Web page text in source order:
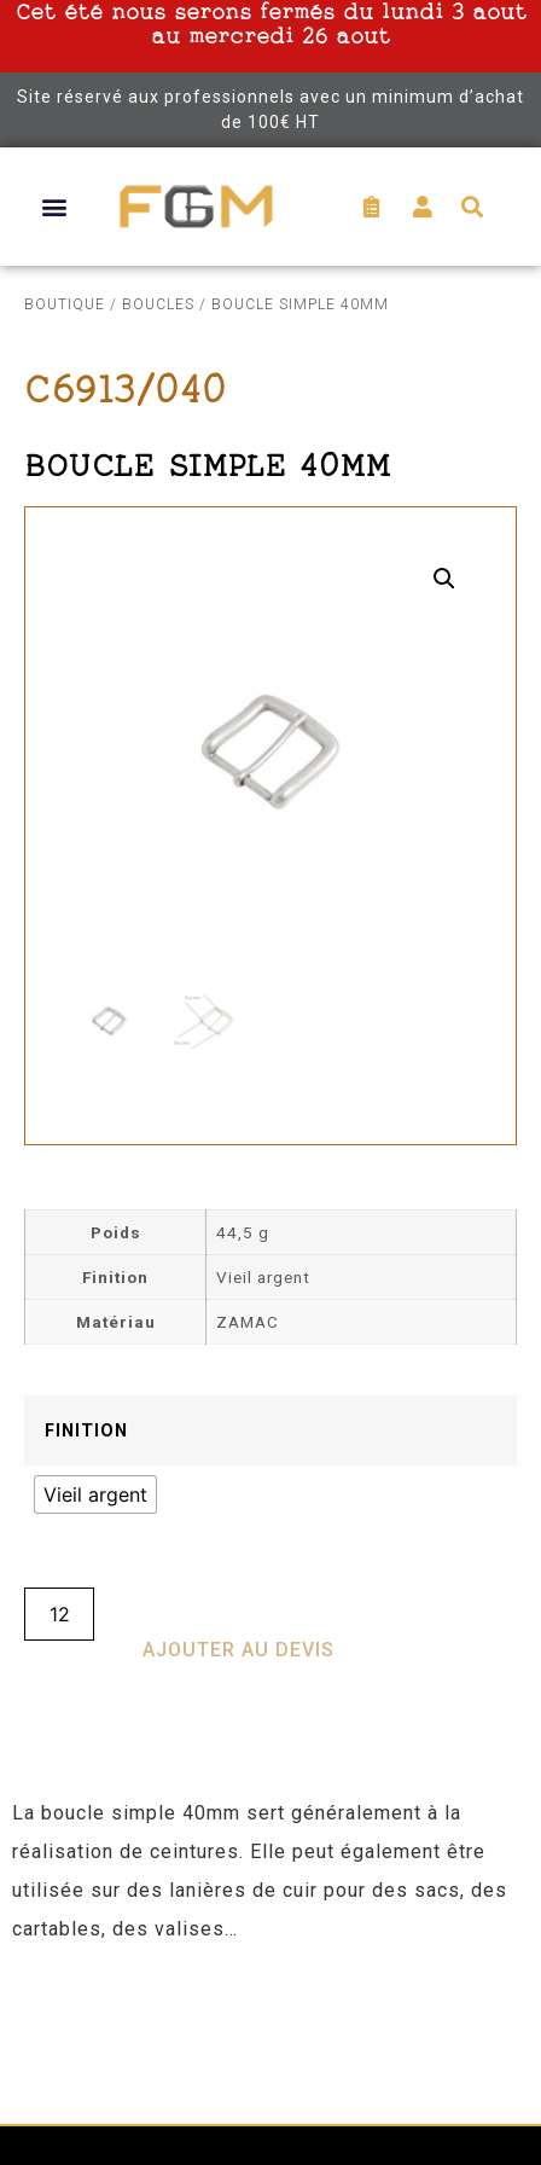
Cet été nous serons fermés du lundi 3 aout
au mercredi 26 aout
Site réservé aux professionnels avec un minimum d’achat
de 100€ HT
BOUTIQUE / BOUCLES / BOUCLE SIMPLE 40MM
C6913/040
BOUCLE SIMPLE 40MM
Poids 44,5 g
Finition Vieil argent
Matériau ZAMAC
FINITION
Vieil argent
AJOUTER AU DEVIS
La boucle simple 40mm sert généralement à la
réalisation de ceintures. Elle peut également être
utilisée sur des lanières de cuir pour des sacs, des
cartables, des valises…